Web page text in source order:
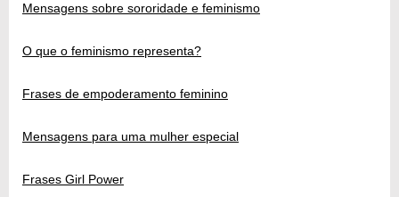
Mensagens sobre sororidade e feminismo
O que o feminismo representa?
Frases de empoderamento feminino
Mensagens para uma mulher especial
Frases Girl Power